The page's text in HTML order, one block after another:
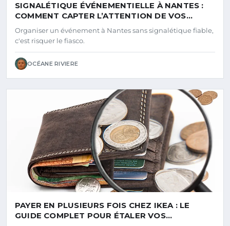
SIGNALÉTIQUE ÉVÉNEMENTIELLE À NANTES :
COMMENT CAPTER L’ATTENTION DE VOS
VISITEURS DÈS L’ENTRÉE
Organiser un événement à Nantes sans signalétique fiable,
c'est risquer le fiasco.
OCÉANE RIVIERE
PAYER EN PLUSIEURS FOIS CHEZ IKEA : LE
GUIDE COMPLET POUR ÉTALER VOS